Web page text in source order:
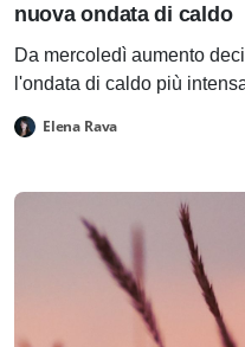
nuova ondata di caldo
Da mercoledì aumento
l'ondata di caldo più
Elena Rava